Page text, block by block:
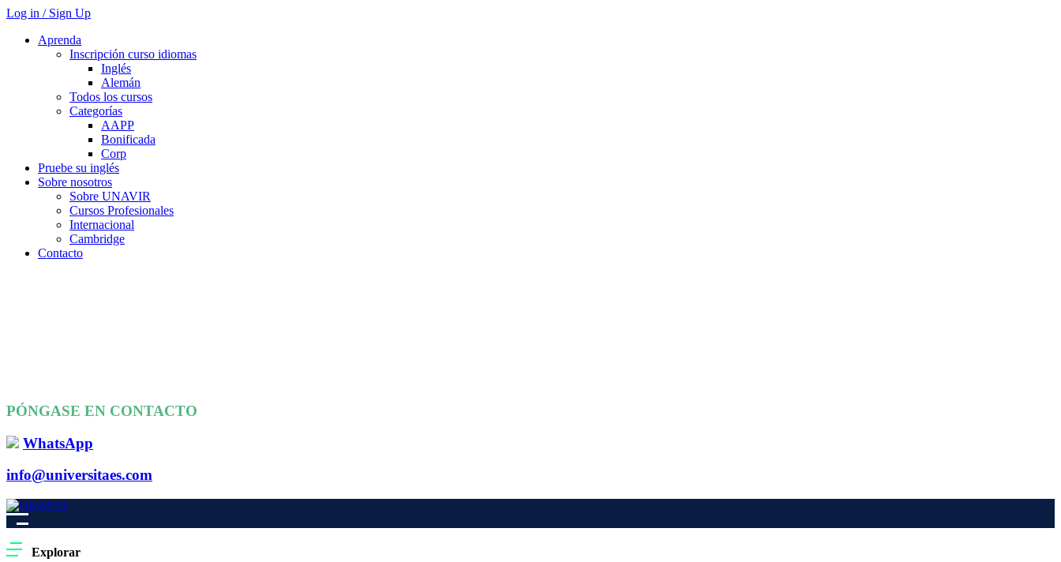
Log in / Sign Up
Aprenda
Inscripción curso idiomas
Inglés
Alemán
Todos los cursos
Categorías
AAPP
Bonificada
Corp
Pruebe su inglés
Sobre nosotros
Sobre UNAVIR
Cursos Profesionales
Internacional
Cambridge
Contacto
PÓNGASE EN CONTACTO
WhatsApp
info@universitaes.com
Explorar